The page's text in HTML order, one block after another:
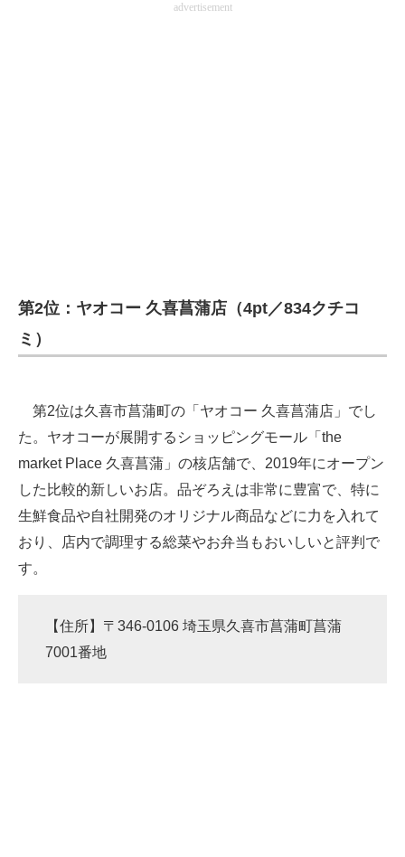
advertisement
第2位：ヤオコー 久喜菖蒲店（4pt／834クチコ
ミ）
第2位は久喜市菖蒲町の「ヤオコー 久喜菖蒲店」でし
た。ヤオコーが展開するショッピングモール「the
market Place 久喜菖蒲」の核店舗で、2019年にオープン
した比較的新しいお店。品ぞろえは非常に豊富で、特に
生鮮食品や自社開発のオリジナル商品などに力を入れて
おり、店内で調理する総菜やお弁当もおいしいと評判で
す。
【住所】〒346-0106 埼玉県久喜市菖蒲町菖蒲
7001番地